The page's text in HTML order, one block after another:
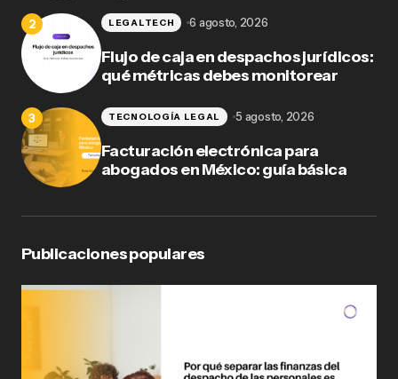
Flujo de caja en despachos jurídicos:
qué métricas debes monitorear
LEGALTECH 6 agosto, 2026
Facturación electrónica para
abogados en México: guía básica
TECNOLOGÍA LEGAL 5 agosto, 2026
Publicaciones populares